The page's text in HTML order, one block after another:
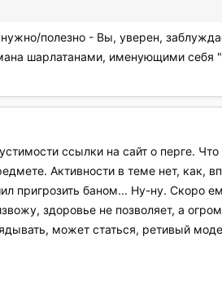
нужно/полезно - Вы, уверен,
шарлатанами, именующими себя
ссылки на сайт о перге.
Активности в теме нет, как,
пригрозить баном... Ну-ну. Скоро
здоровье не позволяет, а
может статься, ретивый